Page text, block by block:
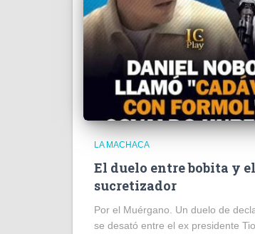
LA MACHACA
El duelo entre bobita y el
sucretizador
Por el Muérgano. Un duelo de
se desató entre el ex presidente